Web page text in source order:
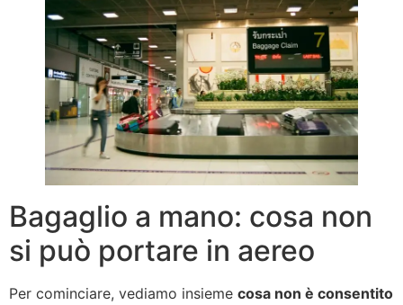
Bagaglio a mano: cosa non
si può portare in aereo
Per cominciare, vediamo insieme cosa non è consentito